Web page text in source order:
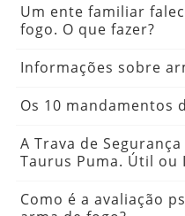
Um ente familiar
fogo. O que fazer?
Informações sobre
Os 10 mandamentos
A Trava de
Taurus Puma. Útil ou
Como é a avaliação